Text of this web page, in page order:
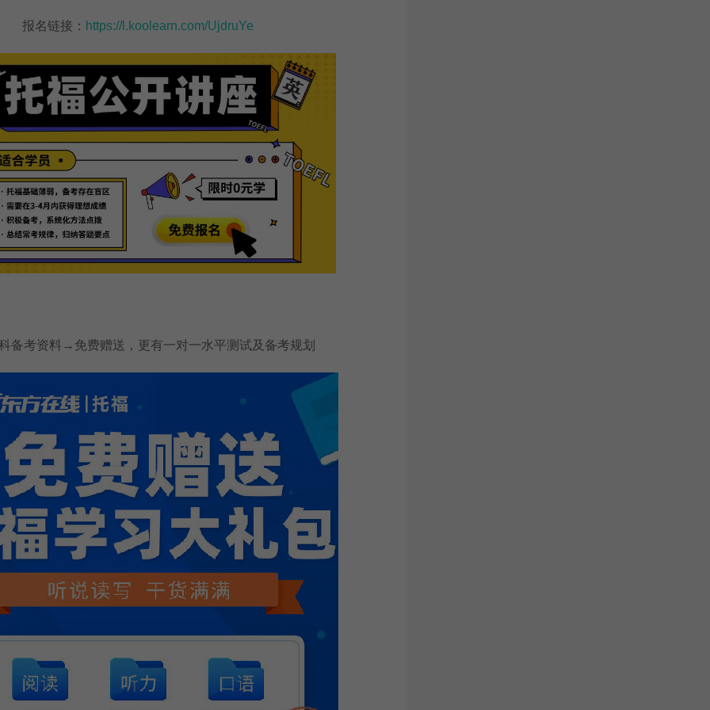
报名链接： https://l.koolearn.com/UjdruYe
备考资料→免费赠送，更有一对一水平测试及备考规划